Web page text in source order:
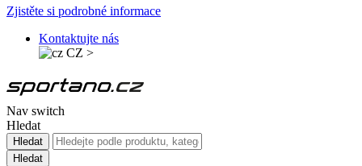
Zjistěte si podrobné informace
Kontaktujte nás
CZ >
Nav switch
Hledat
Hledat
Hledat